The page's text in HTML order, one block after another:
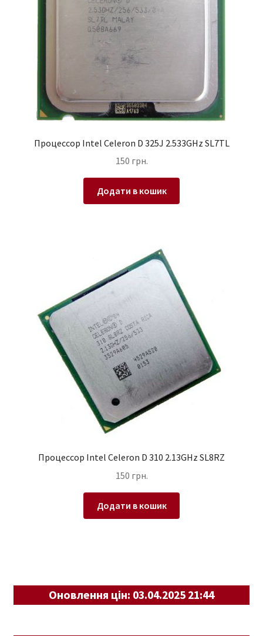
Процессор Intel Celeron D 325J 2.533GHz SL7TL
150 грн.
Додати в кошик
Процессор Intel Celeron D 310 2.13GHz SL8RZ
150 грн.
Додати в кошик
Оновлення цін: 03.04.2025 21:44